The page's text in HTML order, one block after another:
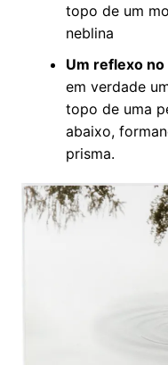
topo de um
neblina
Um reflexo no
em verdade
topo de uma
abaixo,
prisma.